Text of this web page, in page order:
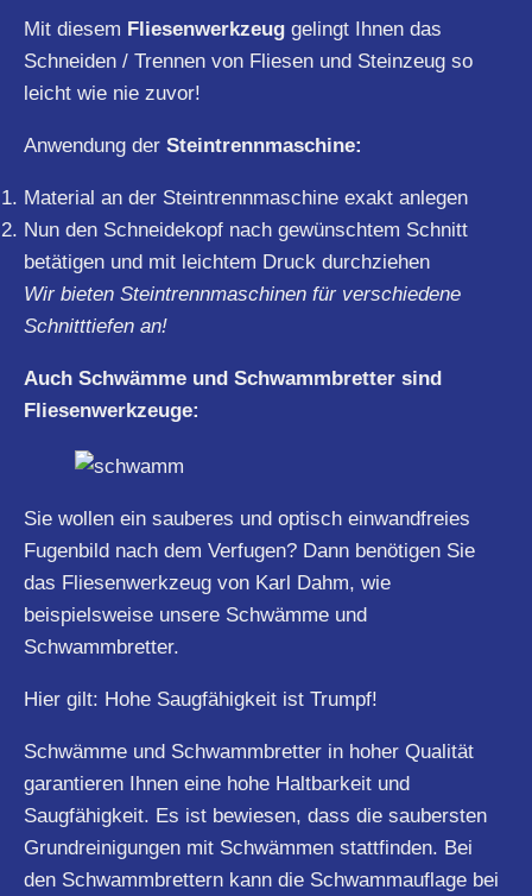
Mit diesem Fliesenwerkzeug gelingt Ihnen das
Schneiden / Trennen von Fliesen und Steinzeug so
leicht wie nie zuvor!
Anwendung der Steintrennmaschine:
Material an der Steintrennmaschine exakt anlegen
Nun den Schneidekopf nach gewünschtem Schnitt
betätigen und mit leichtem Druck durchziehen
Wir bieten Steintrennmaschinen für verschiedene
Schnitttiefen an!
Auch Schwämme und Schwammbretter sind
Fliesenwerkzeuge:
Sie wollen ein sauberes und optisch einwandfreies
Fugenbild nach dem Verfugen? Dann benötigen Sie
das Fliesenwerkzeug von Karl Dahm, wie
beispielsweise unsere Schwämme und
Schwammbretter.
Hier gilt: Hohe Saugfähigkeit ist Trumpf!
Schwämme und Schwammbretter in hoher Qualität
garantieren Ihnen eine hohe Haltbarkeit und
Saugfähigkeit. Es ist bewiesen, dass die saubersten
Grundreinigungen mit Schwämmen stattfinden. Bei
den Schwammbrettern kann die Schwammauflage bei